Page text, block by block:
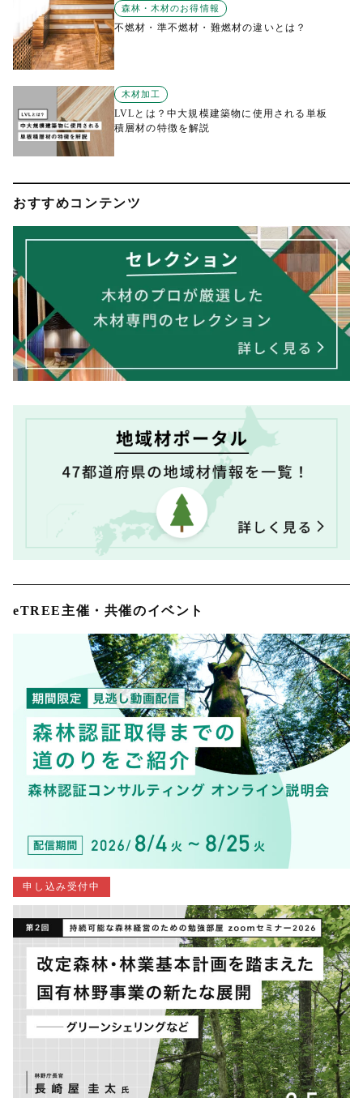
森林・木材のお得情報
不燃材・準不燃材・難燃材の違いとは？
木材加工
LVLとは？中大規模建築物に使用される単板
積層材の特徴を解説
おすすめコンテンツ
eTREE主催・共催のイベント
申し込み受付中